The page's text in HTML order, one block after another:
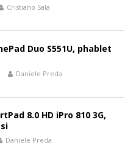
Cristiano Sala
Duo S551U, phablet
Daniele Preda
8.0 HD iPro 810 3G,
Daniele Preda